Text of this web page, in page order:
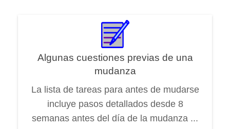
Algunas cuestiones previas de una
mudanza
La lista de tareas para antes de mudarse
incluye pasos detallados desde 8
semanas antes del día de la mudanza ...